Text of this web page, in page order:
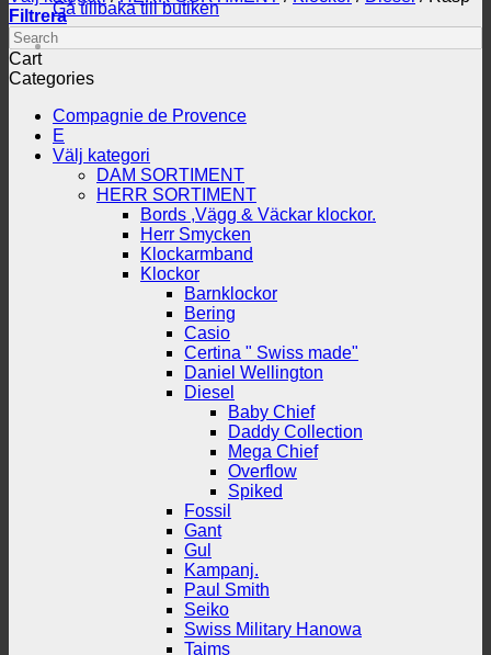
Gå tillbaka till butiken
Filtrera
Search
Cart
Categories
Compagnie de Provence
E
Välj kategori
DAM SORTIMENT
HERR SORTIMENT
Bords ,Vägg & Väckar klockor.
Herr Smycken
Klockarmband
Klockor
Barnklockor
Bering
Casio
Certina " Swiss made"
Daniel Wellington
Diesel
Baby Chief
Daddy Collection
Mega Chief
Overflow
Spiked
Fossil
Gant
Gul
Kampanj.
Paul Smith
Seiko
Swiss Military Hanowa
Tajms